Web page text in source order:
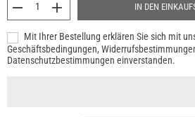
IN DEN
Mit Ihrer Bestellung erklären Sie sich mit
Geschäftsbedingungen,
Datenschutzbestimmungen einverstanden.